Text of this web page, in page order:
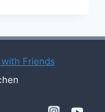
Friends